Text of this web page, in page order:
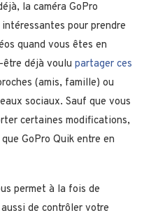
la caméra GoPro
pour prendre
quand vous êtes en
être déjà voulu partager ces
(amis, famille) ou
sociaux. Sauf que vous
certaines modifications,
GoPro Quik entre en
permet à la fois de
de contrôler votre